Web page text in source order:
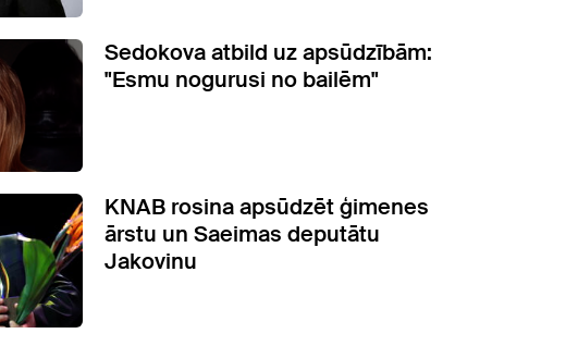
Sedokova atbild uz apsūdzībām:
"Esmu nogurusi no bailēm"
KNAB rosina apsūdzēt ģimenes
ārstu un Saeimas deputātu
Jakovinu